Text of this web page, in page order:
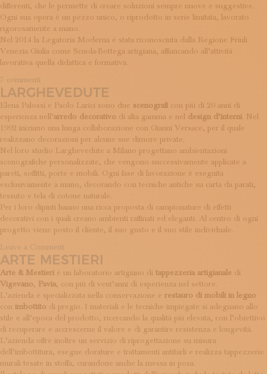
differenti, che le permette di creare soluzioni sempre nuove e suggestive.
Ogni sua opera è un pezzo unico, o riprodotto in serie limitata, lavorato
rigorosamente a mano.
Nel 2014 la Legatoria Moderna è stata riconosciuta dalla Regione Friuli
Venezia Giulia come Scuola-Bottega artigiana, affiancando all’attività
lavorativa quella didattica e formativa.
7 commenti
Legatoria
Moderna
LARGHEVEDUTE
Elena Palossi e Paolo Larici sono due scenografi con più di 20 anni di
esperienza nell’arredo decorativo di alta gamma e nel design d’interni. Nel
1992 iniziano una lunga collaborazione con Gianni Versace, per il quale
realizzano decorazioni per alcune sue dimore private.
Nel loro studio Larghevedute a Milano progettano ambientazioni
scenografiche personalizzate, che vengono successivamente applicate a
pareti, soffitti, porte e mobili. Ogni fase di lavorazione è eseguita
esclusivamente a mano, decorando con tecniche antiche su carta da parati,
tessuto e tela di cotone naturale.
Per i loro dipinti hanno una ricca proposta di campionature di effetti
decorativi con i quali creano ambienti raffinati ed eleganti. Al centro di ogni
progetto viene posto il cliente, il suo gusto e il suo stile individuale.
Leave a Comment
Larghevedute
ARTE MESTIERI
Arte & Mestieri è un laboratorio artigiano di tappezzeria artigianale di
Vigevano, Pavia, con più di vent’anni di esperienza nel settore.
L’azienda è specializzata nella conservazione e restauro di mobili in legno
con imbottito di pregio. I materiali e le tecniche impiegate si adeguano allo
stile e all’epoca del prodotto, ricercando la qualità più elevata, con l’obiettivo
di recuperare e accrescerne il valore e di garantire resistenza e longevità.
L’azienda offre inoltre un servizio di riprogettazione su misura
dell’imbottitura, esegue dorature e trattamenti antitarli e realizza tappezzerie
murali tesate in stoffa, curandone anche la messa in posa.